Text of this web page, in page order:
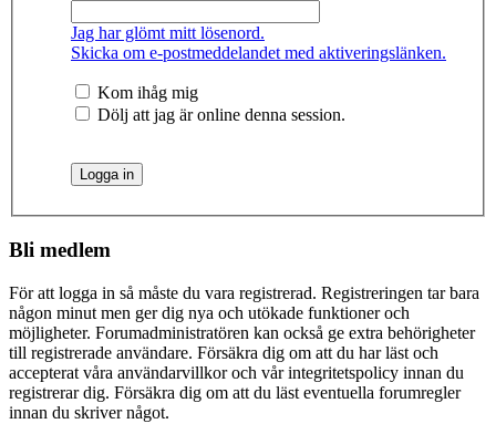
Jag har glömt mitt lösenord.
Skicka om e-postmeddelandet med aktiveringslänken.
Kom ihåg mig
Dölj att jag är online denna session.
Bli medlem
För att logga in så måste du vara registrerad. Registreringen tar bara
någon minut men ger dig nya och utökade funktioner och
möjligheter. Forumadministratören kan också ge extra behörigheter
till registrerade användare. Försäkra dig om att du har läst och
accepterat våra användarvillkor och vår integritetspolicy innan du
registrerar dig. Försäkra dig om att du läst eventuella forumregler
innan du skriver något.